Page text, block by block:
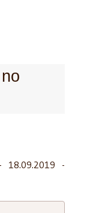
18.09.2019 -